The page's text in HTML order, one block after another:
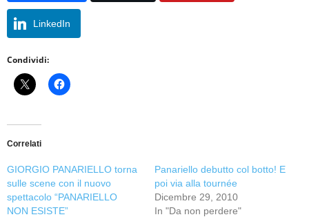
LinkedIn
Condividi:
Correlati
GIORGIO PANARIELLO torna
sulle scene con il nuovo
spettacolo “PANARIELLO
NON ESISTE”
Panariello debutto col botto! E
poi via alla tournée
Dicembre 29, 2010
In "Da non perdere"